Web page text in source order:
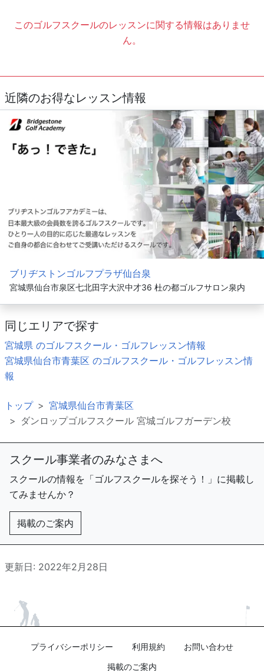
このゴルフスクールのレッスンに関する情報はありませ
ん。
近隣のお得なレッスン情報
ブリヂストンゴルフプラザ仙台泉
宮城県仙台市泉区七北田字大沢中才36 杜の都ゴルフサロン泉内
同じエリアで探す
宮城県 のゴルフスクール・ゴルフレッスン情報
宮城県仙台市青葉区 のゴルフスクール・ゴルフレッスン情
報
トップ
宮城県仙台市青葉区
ダンロップゴルフスクール 宮城ゴルフガーデン校
スクール事業者のみなさまへ
スクールの情報を「ゴルフスクールを探そう！」に掲載し
てみませんか？
掲載のご案内
更新日: 2022年2月28日
プライバシーポリシー 利用規約
お問い合わせ
掲載のご案内